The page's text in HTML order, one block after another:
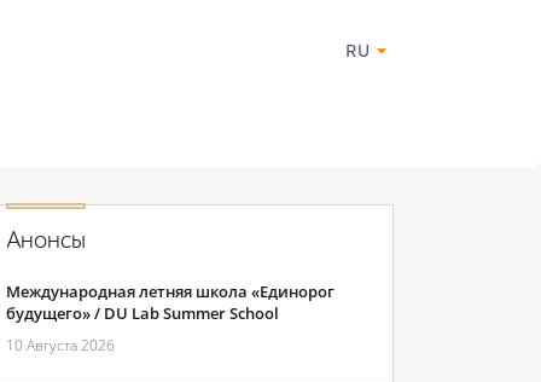
RU
Анонсы
Международная летняя школа «Единорог
будущего» / DU Lab Summer School
10 Августа 2026